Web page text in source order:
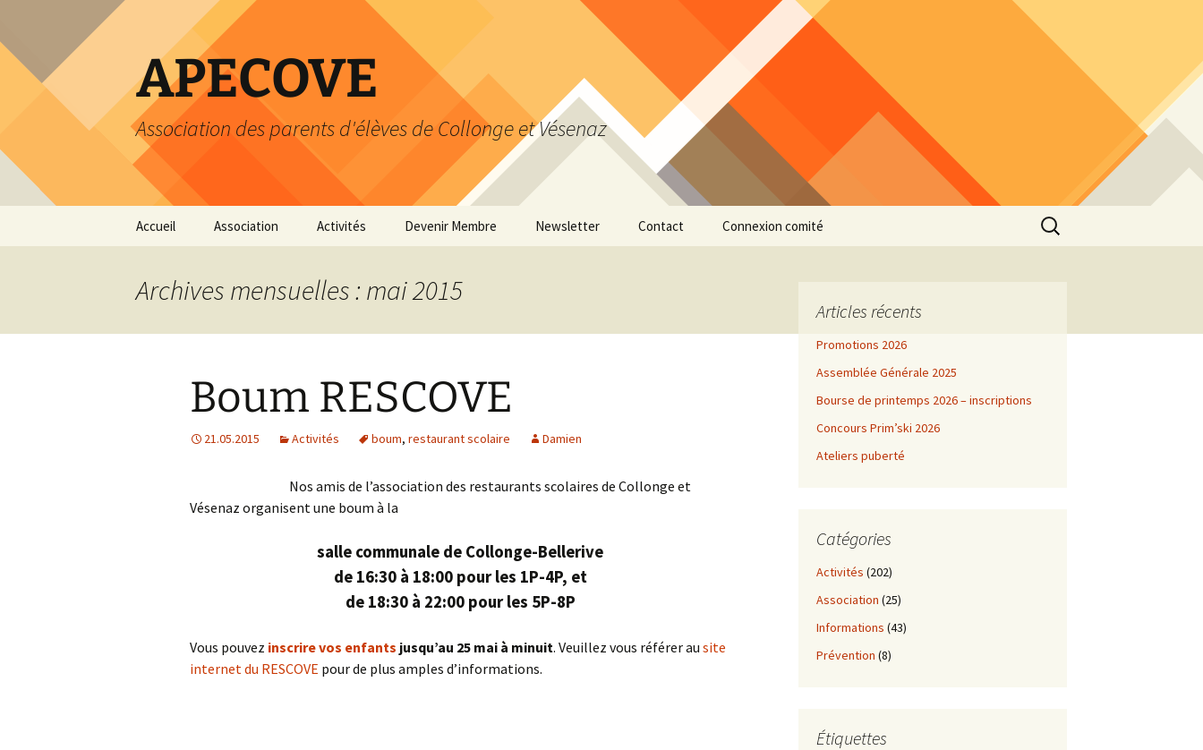
contenu
APECOVE
Association des parents d'élèves de Collonge et Vésenaz
Accueil Association
Dons
Politique de
confidentialité
Activités
Loisirs
Devenir Membre
personnelles
Newsletter Contact Connexion comité
Rechercher :
Archives mensuelles : mai 2015
Boum RESCOVE
21.05.2015 Activités boum, restaurant scolaire Damien
Nos amis de l’association des restaurants scolaires de Collonge et
Vésenaz organisent une boum à la
salle communale de Collonge-Bellerive
de 16:30 à 18:00 pour les 1P-4P, et
de 18:30 à 22:00 pour les 5P-8P
Vous pouvez inscrire vos enfants jusqu’au 25 mai à minuit. Veuillez vous référer au site
internet du RESCOVE pour de plus amples d’informations.
Articles récents
Promotions 2026
Assemblée Générale 2025
Bourse de printemps 2026 – inscriptions
Concours Prim’ski 2026
Ateliers puberté
Catégories
Activités (202)
Association (25)
Informations (43)
Prévention (8)
Étiquettes